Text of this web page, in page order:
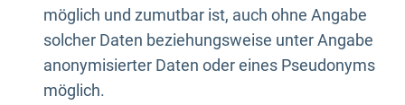
möglich und zumutbar ist, auch ohne Angabe
solcher Daten beziehungsweise unter Angabe
anonymisierter Daten oder eines Pseudonyms
möglich.